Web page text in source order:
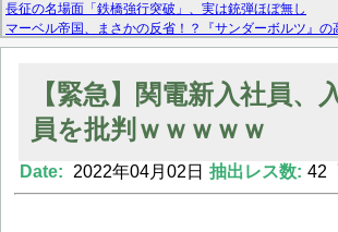
長征の名場面「鉄橋強行突破」、実は銃弾ほぼ無し
マーベル帝国、まさかの反省！？『サンダーボルツ』
ニーCEOの「量より質」宣言の裏で渦巻くファンの本
【モー娘。石田亜佑美】ファーストテイク出演も新規獲
【画像あり】FacebookとかTwitterで拾ったエロ画像貼っ
【緊急】関電新入社員、
員を批判ｗｗｗｗｗ
Date: 2022年04月02日 抽出レス数: 42